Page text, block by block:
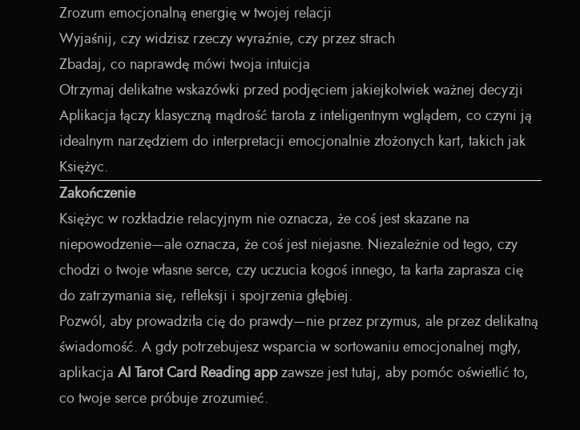
Zrozum emocjonalną energię w twojej relacji
Wyjaśnij, czy widzisz rzeczy wyraźnie, czy przez strach
Zbadaj, co naprawdę mówi twoja intuicja
Otrzymaj delikatne wskazówki przed podjęciem jakiejkolwiek ważnej decyzji
Aplikacja łączy klasyczną mądrość tarota z inteligentnym wglądem, co czyni ją
idealnym narzędziem do interpretacji emocjonalnie złożonych kart, takich jak
Księżyc.
Zakończenie
Księżyc w rozkładzie relacyjnym nie oznacza, że coś jest skazane na
niepowodzenie—ale oznacza, że coś jest niejasne. Niezależnie od tego, czy
chodzi o twoje własne serce, czy uczucia kogoś innego, ta karta zaprasza cię
do zatrzymania się, refleksji i spojrzenia głębiej.
Pozwól, aby prowadziła cię do prawdy—nie przez przymus, ale przez delikatną
świadomość. A gdy potrzebujesz wsparcia w sortowaniu emocjonalnej mgły,
aplikacja AI Tarot Card Reading appzawsze jest tutaj, aby pomóc oświetlić to,
co twoje serce próbuje zrozumieć.